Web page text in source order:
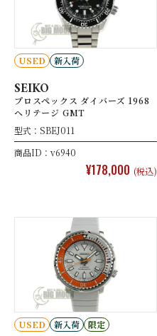
USED 新入荷
SEIKO
プロスペックス ダイバーズ 1968
ヘリテージ GMT
型式：SBEJ011
商品ID：v6940
¥178,000 (税込)
USED 新入荷 限定